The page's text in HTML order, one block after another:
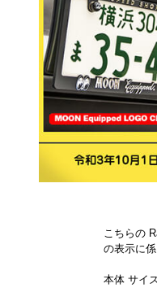
こちらの
の表示に
本体 サイ